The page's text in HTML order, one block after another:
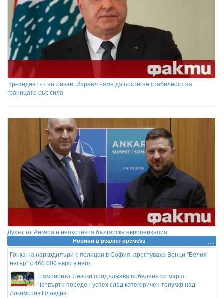
Президентът на Ливан: Израел няма да постигне стабилност на
границата със сила
Духът от Анкара и неохотната българска европеизация
Новини в реално времеss
Гонка на наркодилъри с полицаи в София, арестуваха Венци "Белия
негър" с 460 000 евро в него
Шампионът Левски продължава победния си марш:
Четвърти пореден успех след категоричен триумф над
Локомотив Пловдив